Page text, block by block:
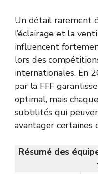
Un détail rarement
l’éclairage et la
influencent
lors des
internationales. En
par la FFF
optimal, mais
subtilités qui
avantager certaines
Résumé des